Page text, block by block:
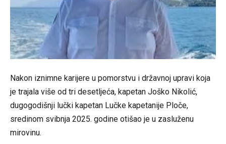
Nakon iznimne karijere u pomorstvu i državnoj upravi koja
je trajala više od tri desetljeća, kapetan Joško Nikolić,
dugogodišnji lučki kapetan Lučke kapetanije Ploče,
sredinom svibnja 2025. godine otišao je u zasluženu
mirovinu.